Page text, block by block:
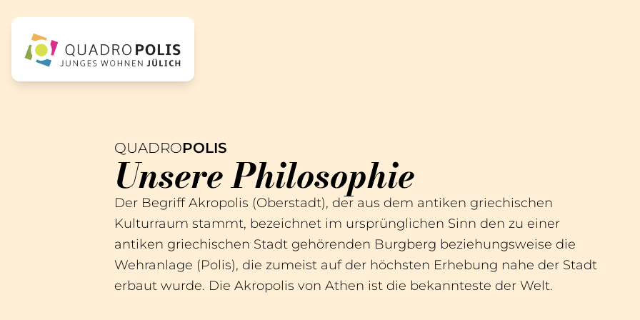
QUADROPOLIS
Unsere Philosophie
Der Begriff Akropolis (Oberstadt), der aus dem antiken griechischen
Kulturraum stammt, bezeichnet im ursprünglichen Sinn den zu einer
antiken griechischen Stadt gehörenden Burgberg beziehungsweise die
Wehranlage (Polis), die zumeist auf der höchsten Erhebung nahe der Stadt
erbaut wurde. Die Akropolis von Athen ist die bekannteste der Welt.